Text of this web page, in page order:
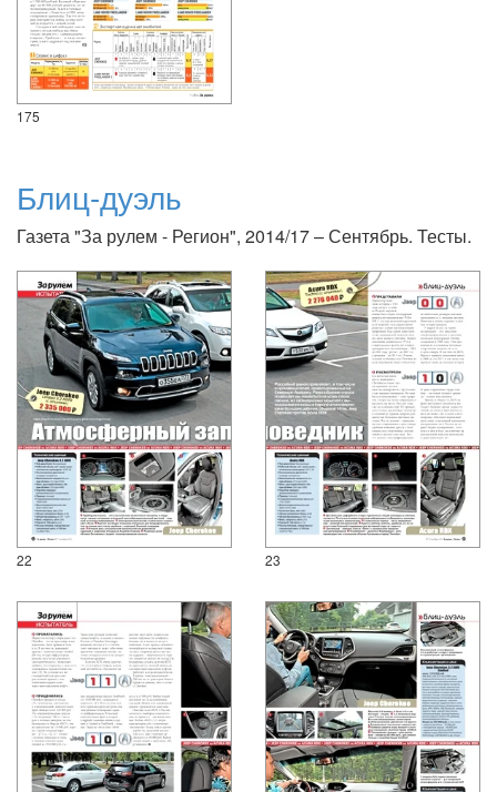
175
Блиц-дуэль
Газета "За рулем - Регион", 2014/17 – Сентябрь. Тесты.
22 23